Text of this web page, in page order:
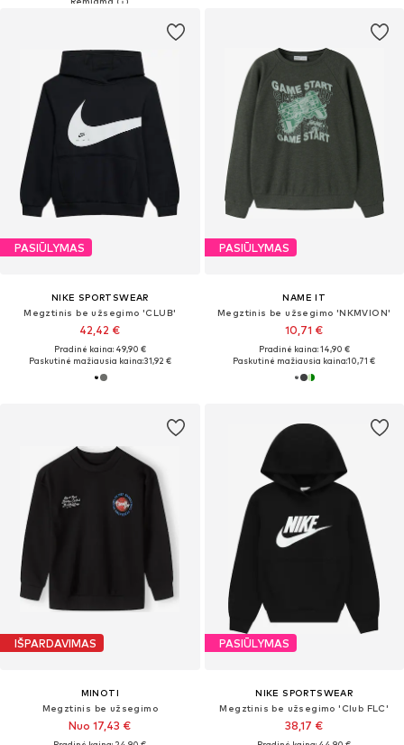
PASIŪLYMAS
NIKE SPORTSWEAR
Megztinis be užsegimo 'CLUB'
42,42 €
Pradinė kaina: 49,90 €
Paskutinė mažiausia kaina:31,92 €
PASIŪLYMAS
NAME IT
Megztinis be užsegimo 'NKMVION'
10,71 €
Pradinė kaina: 14,90 €
Paskutinė mažiausia kaina:10,71 €
IŠPARDAVIMAS
MINOTI
Megztinis be užsegimo
Nuo 17,43 €
PASIŪLYMAS
NIKE SPORTSWEAR
Megztinis be užsegimo 'Club FLC'
38,17 €